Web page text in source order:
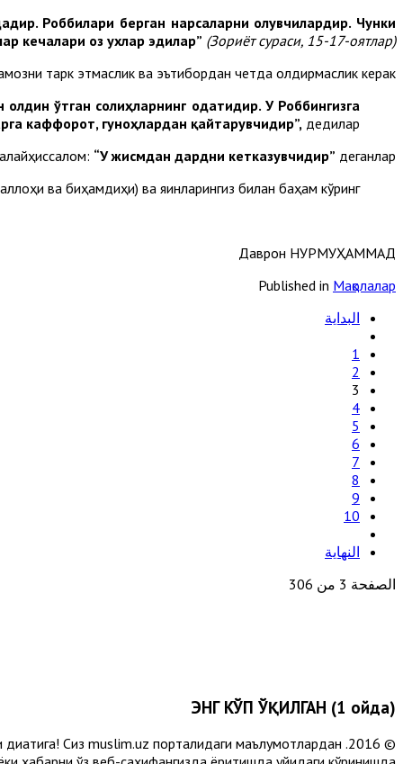
Роббилари берган нарсаларни олувчилардир. Чунки
кечалари оз ухлар эдилар” (Зориёт сураси, 15-17-оятлар).
тарк этмаслик ва эътибордан четда қолдирмаслик керак”.
ўтган солиҳларнинг одатидир. У Роббингизга
каффорот, гуноҳлардан қайтарувчидир”, дедилар.
“У жисмдан дардни кетказувчидир” деганлар.
ва биҳамдиҳи) ва яқинларингиз билан баҳам кўринг.
Даврон НУРМУҲАММАД
Published in Мақолалар
البداية
1
2
3
4
5
6
7
8
9
10
النهاية
الصفحة 3 من 306
ЭНГ КЎП ЎҚИЛГАН (1 ойда)
диққатига! Сиз muslim.uz порталидаги маълумотлардан